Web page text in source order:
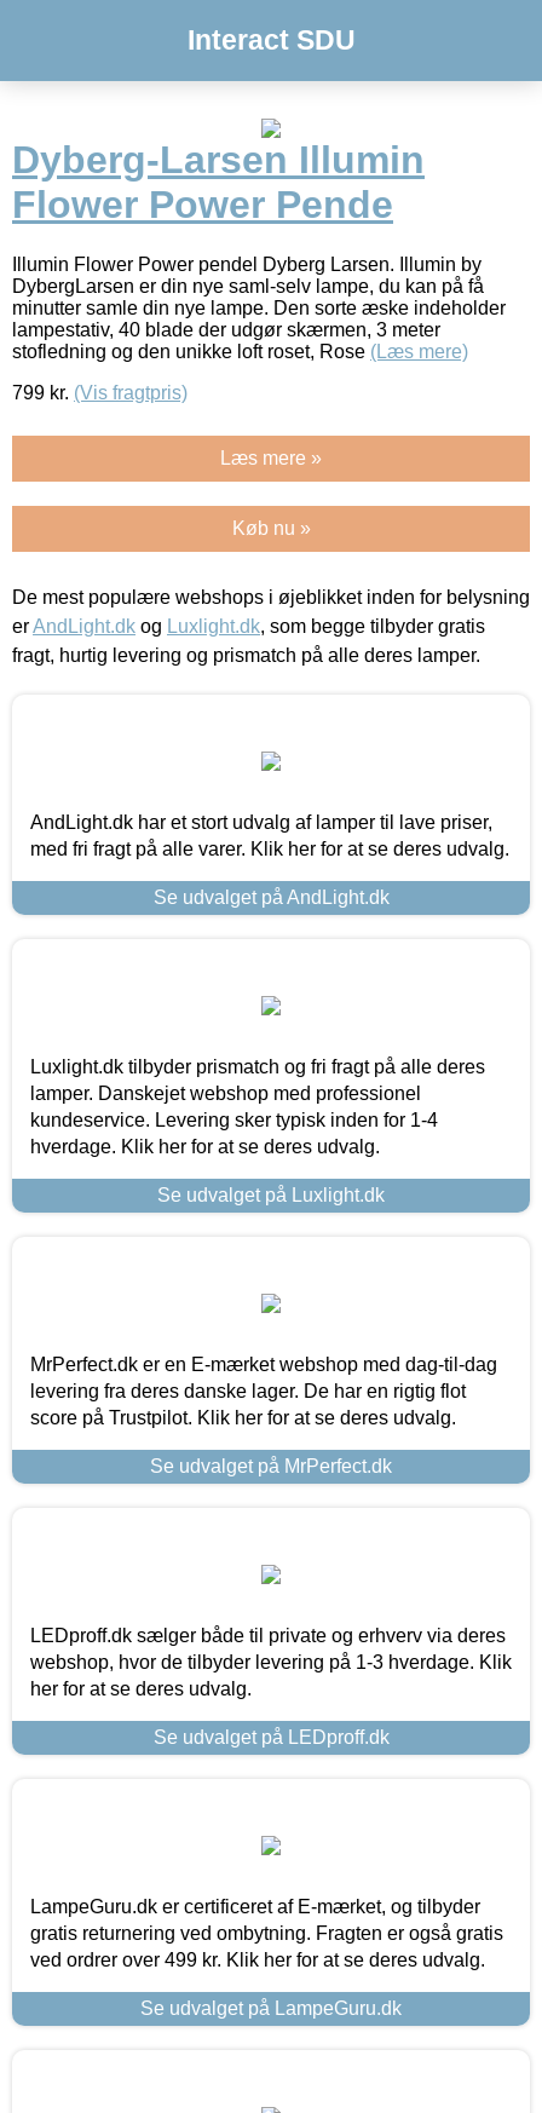
Interact SDU
Dyberg-Larsen Illumin
Flower Power Pende
Illumin Flower Power pendel Dyberg Larsen. Illumin by
DybergLarsen er din nye saml-selv lampe, du kan på få
minutter samle din nye lampe. Den sorte æske indeholder
lampestativ, 40 blade der udgør skærmen, 3 meter
stofledning og den unikke loft roset, Rose (Læs mere)
799 kr. (Vis fragtpris)
Læs mere »
Køb nu »
De mest populære webshops i øjeblikket inden for belysning
erAndLight.dk og Luxlight.dk, som begge tilbyder gratis
fragt, hurtig levering og prismatch på alle deres lamper.
AndLight.dk har et stort udvalg af lamper til lave priser,
med fri fragt på alle varer. Klik her for at se deres udvalg.
Se udvalget på AndLight.dk
Luxlight.dk tilbyder prismatch og fri fragt på alle deres
lamper. Danskejet webshop med professionel
kundeservice. Levering sker typisk inden for 1-4
hverdage. Klik her for at se deres udvalg.
Se udvalget på Luxlight.dk
MrPerfect.dk er en E-mærket webshop med dag-til-dag
levering fra deres danske lager. De har en rigtig flot
score på Trustpilot. Klik her for at se deres udvalg.
Se udvalget på MrPerfect.dk
LEDproff.dk sælger både til private og erhverv via deres
webshop, hvor de tilbyder levering på 1-3 hverdage. Klik
her for at se deres udvalg.
Se udvalget på LEDproff.dk
LampeGuru.dk er certificeret af E-mærket, og tilbyder
gratis returnering ved ombytning. Fragten er også gratis
ved ordrer over 499 kr. Klik her for at se deres udvalg.
Se udvalget på LampeGuru.dk